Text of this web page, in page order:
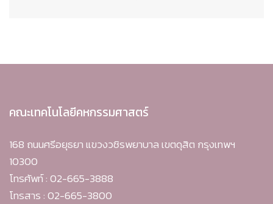
คณะเทคโนโลยีคหกรรมศาสตร์
168 ถนนศรีอยุธยา แขวงวชิรพยาบาล เขตดุสิต กรุงเทพฯ
10300
โทรศัพท์ : 02-665-3888
โทรสาร : 02-665-3800